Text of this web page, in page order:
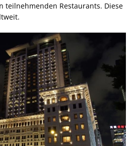
teilnehmenden Restaurants. Diese